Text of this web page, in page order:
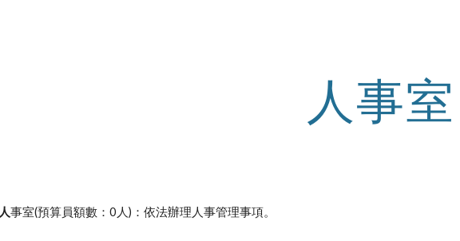
人事室
人事室(預算員額數：0人)：依法辦理人事管理事項。